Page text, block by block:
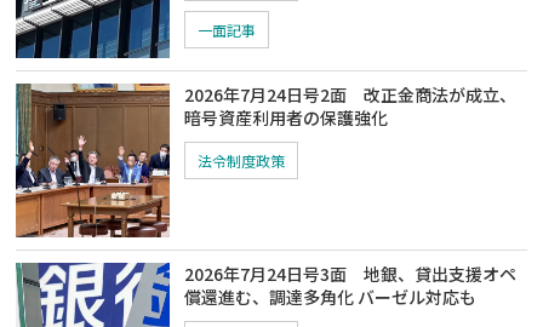
一面記事
2026年7月24日号2面 改正金商法が成立、
暗号資産利用者の保護強化
法令制度政策
2026年7月24日号3面 地銀、貸出支援オペ
償還進む、調達多角化 バーゼル対応も